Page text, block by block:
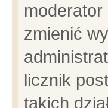
zmienić
licznik
takich